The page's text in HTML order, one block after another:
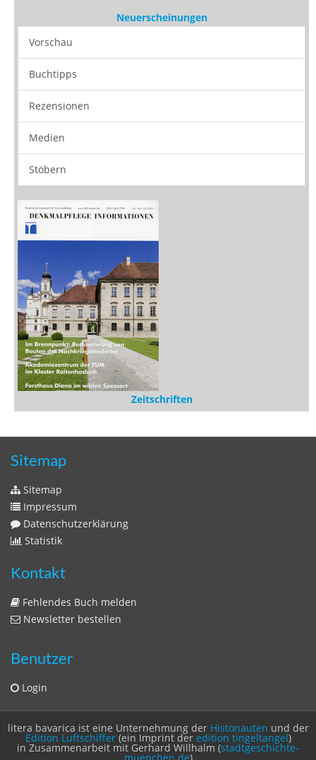
Vorschau
Buchtipps
Rezensionen
Medien
Stöbern
Zeitschriften
Sitemap
Sitemap
Impressum
Datenschutzerklärung
Statistik
Kontakt
Fehlendes Buch melden
Newsletter bestellen
Benutzer
Login
litera bavarica ist eine Unternehmung der Histonauten und der
Edition Luftschiffer(ein Imprint der edition tingeltangel)
in Zusammenarbeit mit Gerhard Willhalm (stadtgeschichte-
muenchen.de)